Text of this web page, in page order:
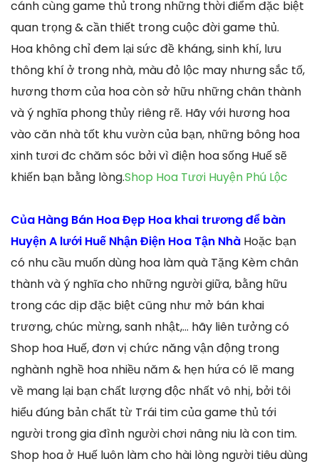
cánh cùng game thủ trong những thời điểm đặc biệt
quan trọng & cần thiết trong cuộc đời game thủ.
Hoa không chỉ đem lại sức đề kháng, sinh khí, lưu
thông khí ở trong nhà, màu đỏ lộc may nhưng sắc tố,
hương thơm của hoa còn sở hữu những chân thành
và ý nghĩa phong thủy riêng rẽ. Hãy với hương hoa
vào căn nhà tốt khu vườn của bạn, những bông hoa
xinh tươi đc chăm sóc bởi vì điện hoa sống Huế sẽ
khiến bạn bằng lòng.Shop Hoa Tươi Huyện Phú Lộc
Của Hàng Bán Hoa Đẹp Hoa khai trương để bàn
Huyện A lưới Huế Nhận Điện Hoa Tận Nhà Hoặc bạn
có nhu cầu muốn dùng hoa làm quà Tặng Kèm chân
thành và ý nghĩa cho những người giữa, bằng hữu
trong các dịp đặc biệt cũng như mở bán khai
trương, chúc mừng, sanh nhật,… hãy liên tưởng có
Shop hoa Huế, đơn vị chức năng vận động trong
nghành nghề hoa nhiều năm & hẹn hứa có lẽ mang
về mang lại bạn chất lượng độc nhất vô nhị, bởi tôi
hiểu đúng bản chất từ Trái tim của game thủ tới
người trong gia đình người chơi nâng niu là con tim.
Shop hoa ở Huế luôn làm cho hài lòng người tiêu dùng